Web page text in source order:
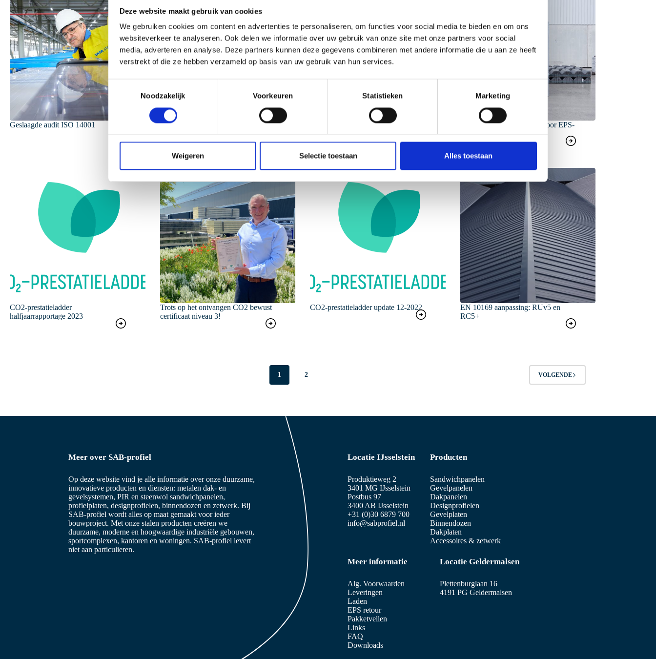
Deze website maakt gebruik van cookies
We gebruiken cookies om content en advertenties te personaliseren, om functies voor social media te bieden en om ons
websiteverkeer te analyseren. Ook delen we informatie over uw gebruik van onze site met onze partners voor social
media, adverteren en analyse. Deze partners kunnen deze gegevens combineren met andere informatie die u aan ze heeft
verstrekt of die ze hebben verzameld op basis van uw gebruik van hun services.
T
o
s
i
n
s
Noodzakelijk Voorkeuren Statistieken Marketing
Weigeren Selectie toestaan Alles toestaan
Geslaagde audit ISO 14001
Geslaagde verlenging ISO en BES
certificaten
Wet Kwaliteitsborging
SAB-retour: gratis service voor EPS-
blokken
CO2-prestatieladder
halfjaarrapportage 2023
Trots op het ontvangen CO2 bewust
certificaat niveau 3!
CO2-prestatieladder update 12-2022
EN 10169 aanpassing: RUv5 en
RC5+
1 2 VOLGENDE
Meer over SAB-profiel
Op deze website vind je alle informatie over onze duurzame,
innovatieve producten en diensten: metalen dak- en
gevelsystemen, PIR en steenwol sandwichpanelen,
profielplaten, designprofielen, binnendozen en zetwerk. Bij
SAB-profiel wordt alles op maat gemaakt voor ieder
bouwproject. Met onze stalen producten creëren we
duurzame, moderne en hoogwaardige industriële gebouwen,
sportcomplexen, kantoren en woningen. SAB-profiel levert
niet aan particulieren.
Locatie IJsselstein
Produktieweg 2
3401 MG IJsselstein
Postbus 97
3400 AB IJsselstein
+31 (0)30 6879 700
info@sabprofiel.nl
Producten
Sandwichpanelen
Gevelpanelen
Dakpanelen
Designprofielen
Gevelplaten
Binnendozen
Dakplaten
Accessoires & zetwerk
Meer informatie
Alg. Voorwaarden
Leveringen
Laden
EPS retour
Pakketvellen
Links
FAQ
Downloads
Locatie Geldermalsen
Plettenburglaan 16
4191 PG Geldermalsen